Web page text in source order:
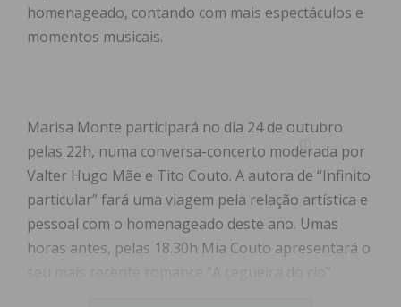
homenageado, contando com mais espectáculos e
momentos musicais.
Marisa Monte participará no dia 24 de outubro
pelas 22h, numa conversa-concerto moderada por
Valter Hugo Mãe e Tito Couto. A autora de “Infinito
particular” fará uma viagem pela relação artística e
pessoal com o homenageado deste ano. Umas
horas antes, pelas 18.30h Mia Couto apresentará o